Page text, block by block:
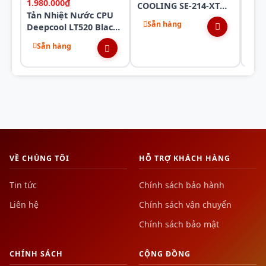
1.980.000₫
Tản Nhiệt Nước CPU
Deepcool LT520 Black
High - Performance
Sẵn hàng
COOLING SE-214-XT
Sẵn hàng
VỀ CHÚNG TÔI
Tin tức
Liên hệ
HỖ TRỢ KHÁCH HÀNG
Chính sách bảo hành
Chính sách vận chuyển
Chính sách bảo mật
CHÍNH SÁCH CỘNG ĐỒNG